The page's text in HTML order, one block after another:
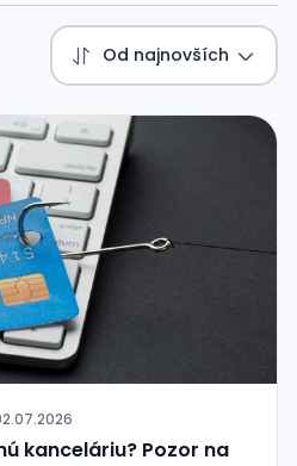
Od najnovších
kanceláriu? Pozor na